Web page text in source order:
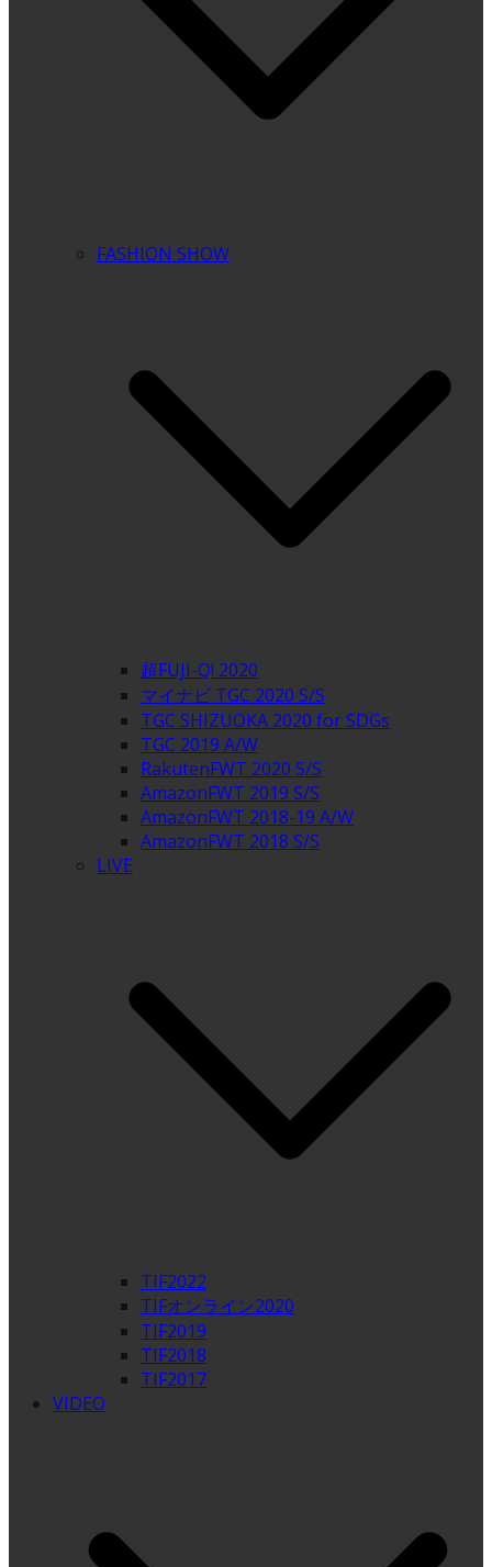
FASHION SHOW
超FUJI-Q! 2020
マイナビ TGC 2020 S/S
TGC SHIZUOKA 2020 for SDGs
TGC 2019 A/W
RakutenFWT 2020 S/S
AmazonFWT 2019 S/S
AmazonFWT 2018-19 A/W
AmazonFWT 2018 S/S
LIVE
TIF2022
TIFオンライン2020
TIF2019
TIF2018
TIF2017
VIDEO